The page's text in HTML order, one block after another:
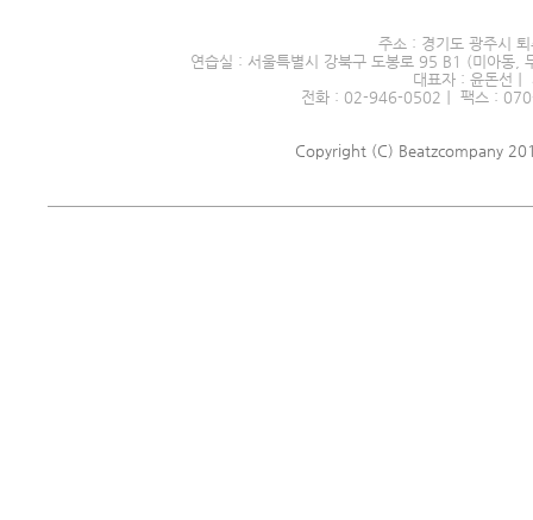
주소 : 경기도 광주시
연습실 : 서울특별시 강북구 도봉로 95 B1 (미아동,
대표자 : 윤돈선
전화 : 02-946-0502｜ 팩스 :
Copyright (C) Beatzcompany